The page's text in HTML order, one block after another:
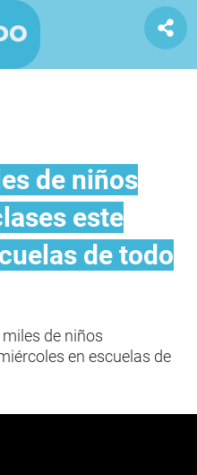
de niños
este
de todo
de niños
en escuelas de